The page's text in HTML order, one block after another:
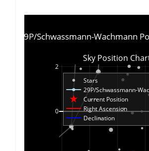
0
2
Stars
29P/Schwassmann-
Current Position
Right Ascension
Declination
29P/Schwassmann-Wachmann
Sky Position